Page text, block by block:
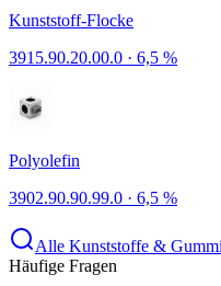
Kunststoff-Flocke
3915.90.20.00.0 · 6,5 %
Polyolefin
3902.90.90.99.0 · 6,5 %
Alle Kunststoffe &
Häufige Fragen